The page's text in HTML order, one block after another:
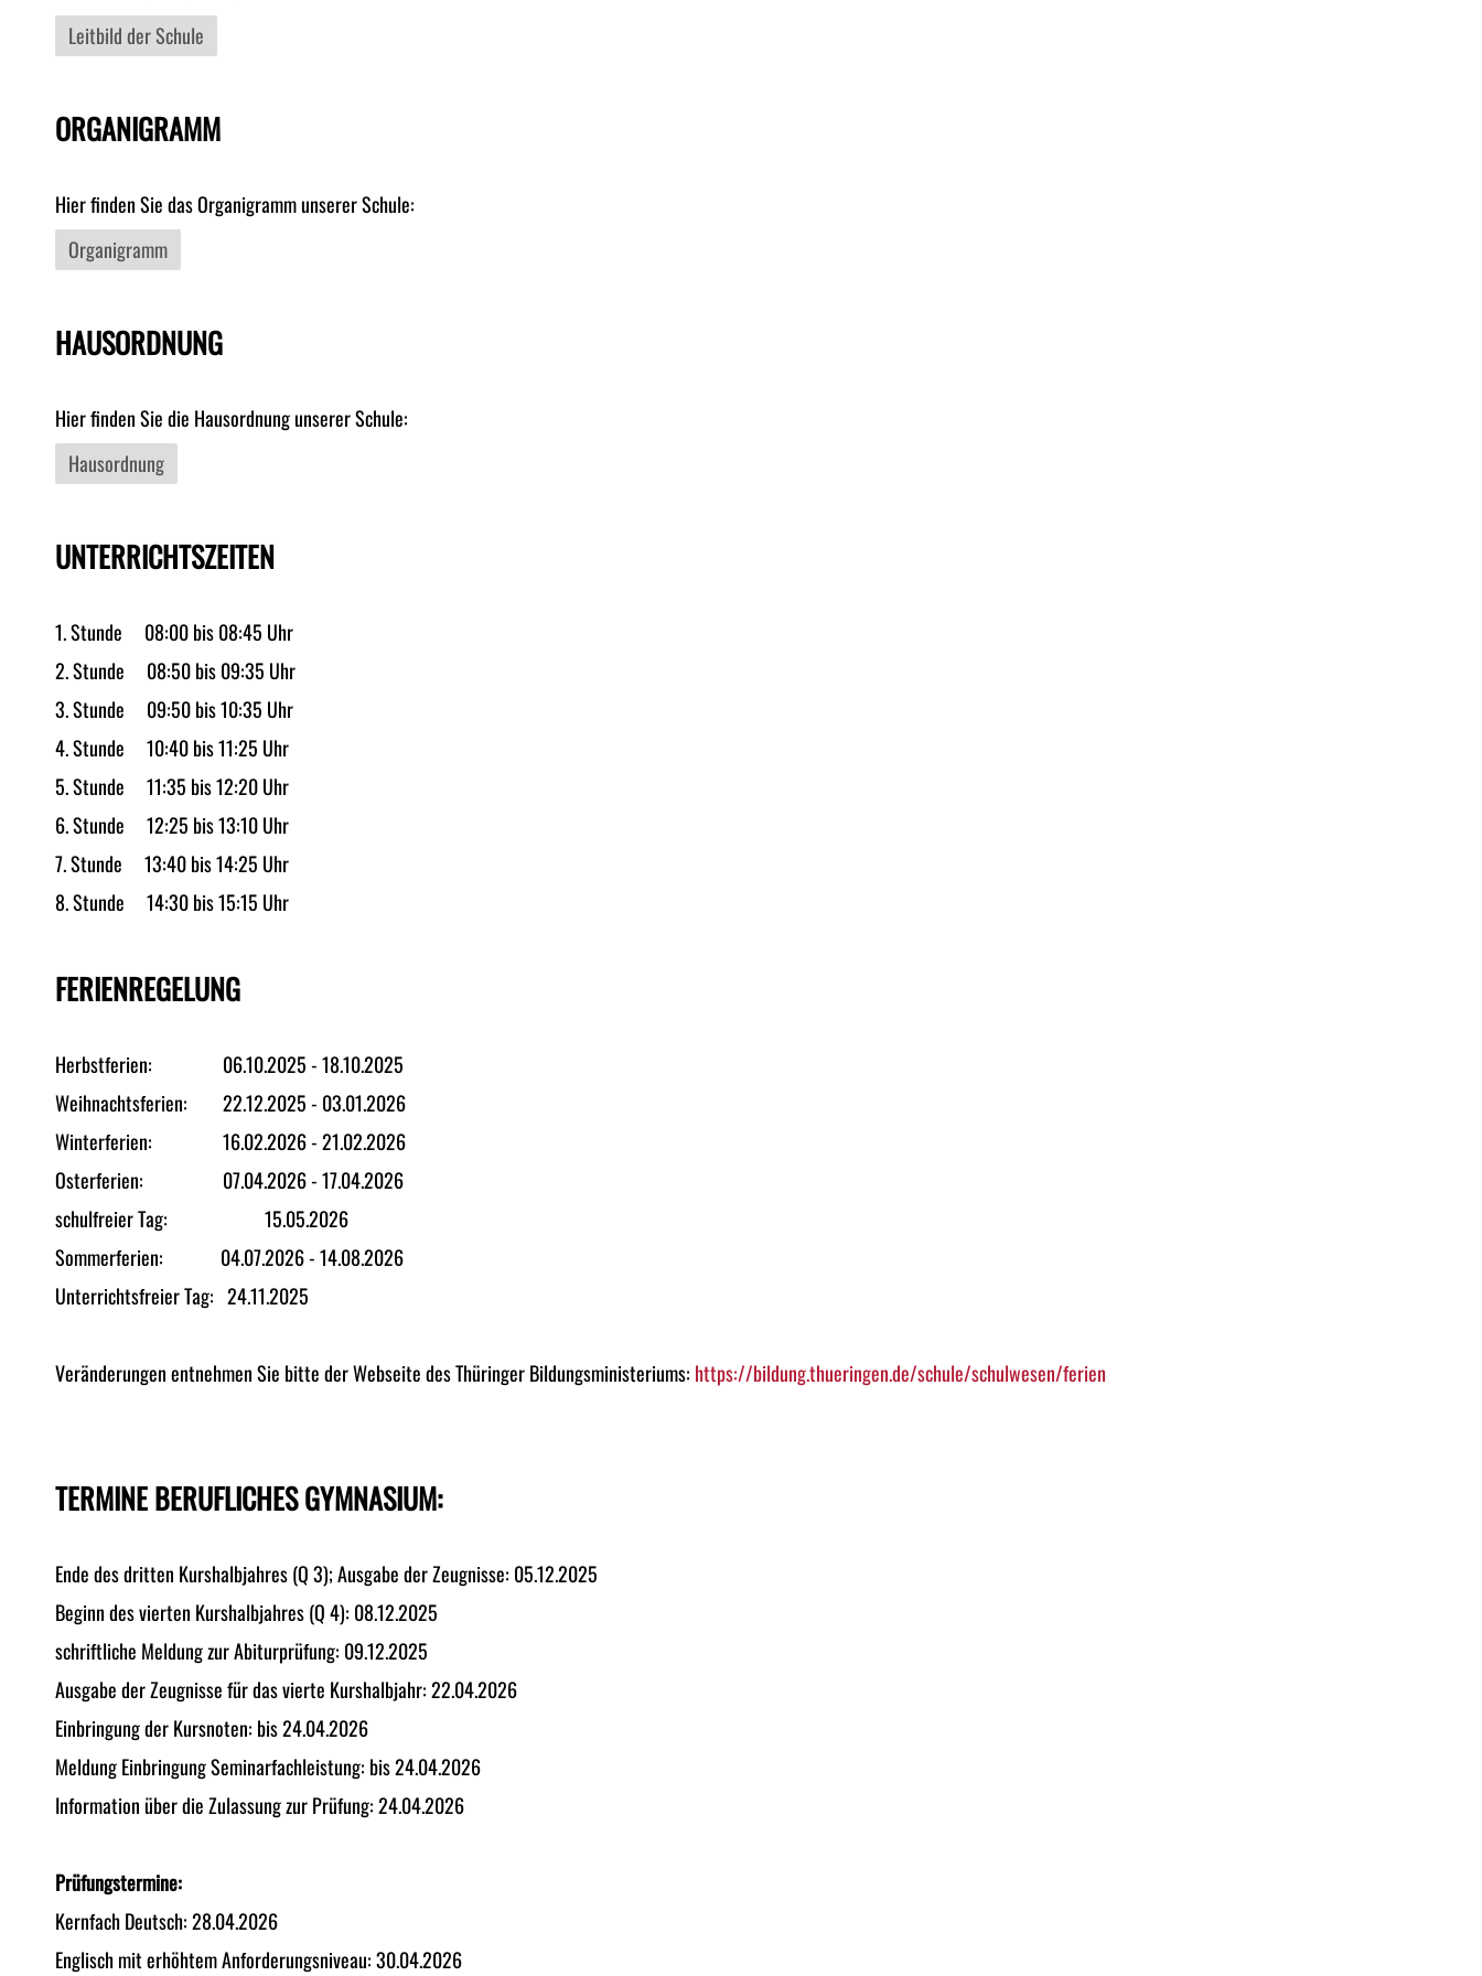
Förderverein
Leitbild der Schule
ORGANIGRAMM
Hier finden Sie das Organigramm unserer Schule:
Organigramm
HAUSORDNUNG
Hier finden Sie die Hausordnung unserer Schule:
Hausordnung
UNTERRICHTSZEITEN
1. Stunde 08:00 bis 08:45 Uhr
2. Stunde 08:50 bis 09:35 Uhr
3. Stunde 09:50 bis 10:35 Uhr
4. Stunde 10:40 bis 11:25 Uhr
5. Stunde 11:35 bis 12:20 Uhr
6. Stunde 12:25 bis 13:10 Uhr
7. Stunde 13:40 bis 14:25 Uhr
8. Stunde 14:30 bis 15:15 Uhr
FERIENREGELUNG
Herbstferien: 06.10.2025 - 18.10.2025
Weihnachtsferien: 22.12.2025 - 03.01.2026
Winterferien: 16.02.2026 - 21.02.2026
Osterferien: 07.04.2026 - 17.04.2026
schulfreier Tag: 15.05.2026
Sommerferien: 04.07.2026 - 14.08.2026
Unterrichtsfreier Tag: 24.11.2025
Veränderungen entnehmen Sie bitte der Webseite des Thüringer Bildungsministeriums: https://bildung.thueringen.de/schule/schulwesen/ferien
TERMINE BERUFLICHES GYMNASIUM:
Ende des dritten Kurshalbjahres (Q 3); Ausgabe der Zeugnisse: 05.12.2025
Beginn des vierten Kurshalbjahres (Q 4): 08.12.2025
schriftliche Meldung zur Abiturprüfung: 09.12.2025
Ausgabe der Zeugnisse für das vierte Kurshalbjahr: 22.04.2026
Einbringung der Kursnoten: bis 24.04.2026
Meldung Einbringung Seminarfachleistung: bis 24.04.2026
Information über die Zulassung zur Prüfung: 24.04.2026
Prüfungstermine:
Kernfach Deutsch: 28.04.2026
Englisch mit erhöhtem Anforderungsniveau: 30.04.2026